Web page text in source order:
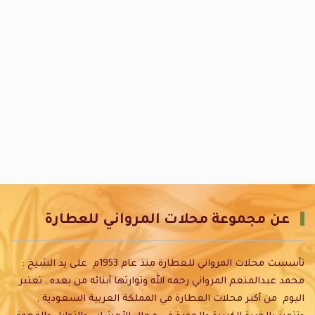
عن مجموعة محلات المرواني للعطارة
تأسست محلات المرواني للعطارة منذ عام 1953م على يد الشيخ :
محمد عبدالمنعم المرواني رحمه الله وتوارثها أبنائه من بعده , تعتبر
اليوم من أكبر محلات العطارة في المملكة العربية السعودية ,